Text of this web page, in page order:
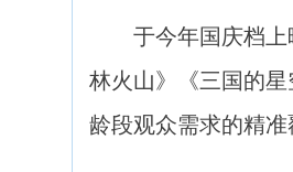
于今年国庆档上映
林火山》《三国的
龄段观众需求的精准